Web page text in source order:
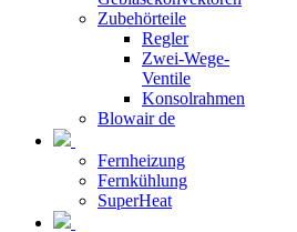
Zubehörteile
Regler
Zwei-Wege-
Ventile
Konsolrahmen
Blowair de
Fernheizung
Fernkühlung
SuperHeat